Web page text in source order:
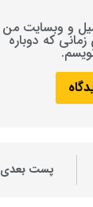
و وبسایت من
زمانی که دوباره
پست بعدی